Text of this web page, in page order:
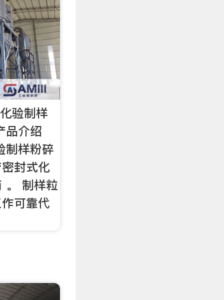
验制样
品介绍
制样粉碎
封式化
。 制样粒
可靠代